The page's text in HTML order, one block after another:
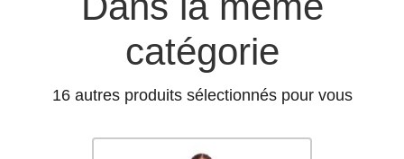
catégorie
16 autres produits sélectionnés pour vous